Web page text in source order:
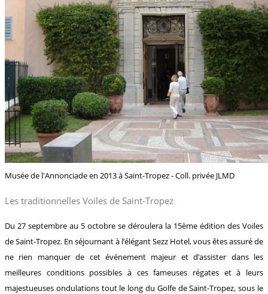
Musée de l'Annonciade en 2013 à Saint-Tropez - Coll. privée JLMD
Les traditionnelles Voiles de Saint-Tropez
Du 27 septembre au 5 octobre se déroulera la 15ème édition des Voiles
de Saint-Tropez. En séjournant à l’élégant Sezz Hotel, vous êtes assuré de
ne rien manquer de cet événement majeur et d’assister dans les
meilleures conditions possibles à ces fameuses régates et à leurs
majestueuses ondulations tout le long du Golfe de Saint-Tropez, sous le